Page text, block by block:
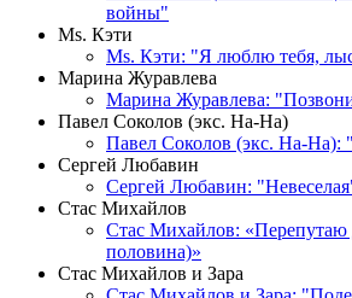
войны"
Мs. Кэти
Ms. Кэти: "Я люблю тебя,
Марина Журавлева
Марина Журавлева:
Павел Соколов (экс. На-На)
Павел Соколов (экс. На-На):
Сергей Любавин
Сергей Любавин:
Стас Михайлов
Стас Михайлов:
половина)»
Стас Михайлов и Зара